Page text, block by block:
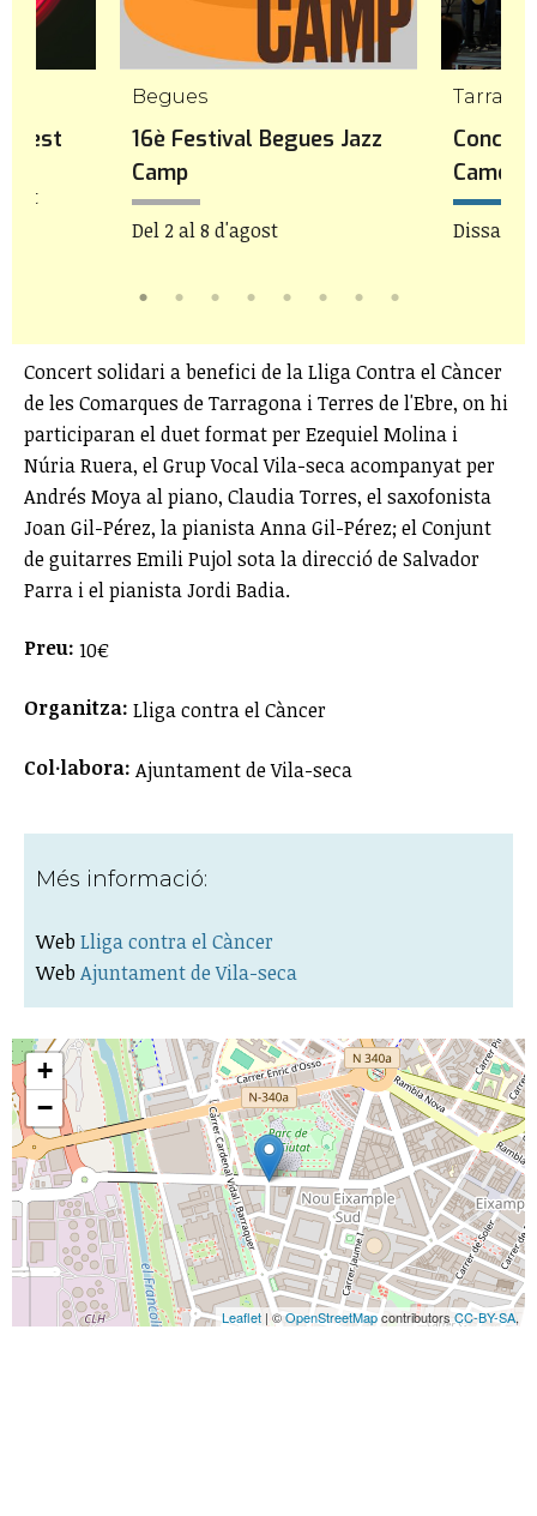
Begues
16è Festival Begues Jazz
Camp
Del 2 al 8 d'agost Dissabte
Concert solidari a benefici de la Lliga Contra el Càncer
de les Comarques de Tarragona i Terres de l'Ebre, on hi
participaran el duet format per Ezequiel Molina i
Núria Ruera, el Grup Vocal Vila-seca acompanyat per
Andrés Moya al piano, Claudia Torres, el saxofonista
Joan Gil-Pérez, la pianista Anna Gil-Pérez; el Conjunt
de guitarres Emili Pujol sota la direcció de Salvador
Parra i el pianista Jordi Badia.
Preu: 10€
Organitza: Lliga contra el Càncer
Col·labora: Ajuntament de Vila-seca
Més informació:
Web Lliga contra el Càncer
Web Ajuntament de Vila-seca
+
−
Leaflet | ©OpenStreetMapcontributorsCC-BY-SA,